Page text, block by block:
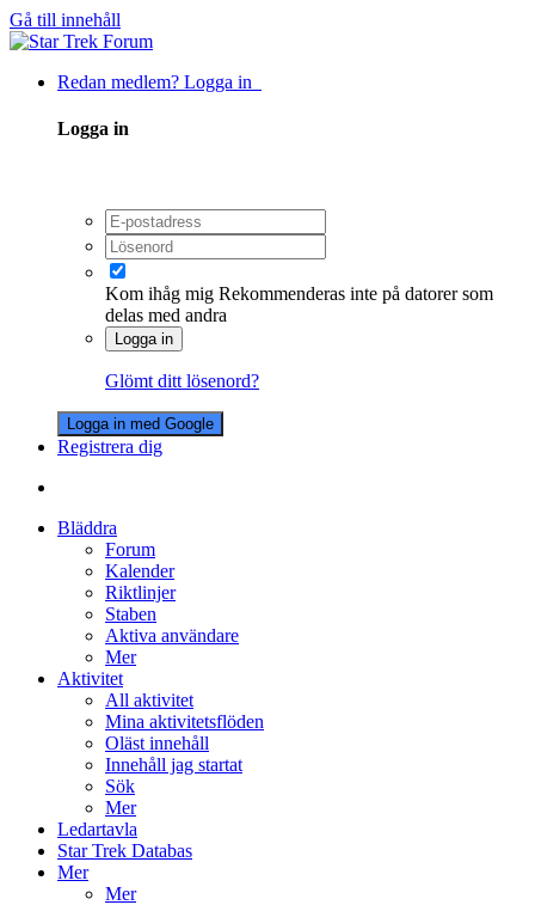
Gå till innehåll
Redan medlem? Logga in
Logga in
Kom ihåg mig Rekommenderas inte på datorer som
delas med andra
Logga in
Glömt ditt lösenord?
Logga in med Google
Registrera dig
Bläddra
Forum
Kalender
Riktlinjer
Staben
Aktiva användare
Mer
Aktivitet
All aktivitet
Mina aktivitetsflöden
Oläst innehåll
Innehåll jag startat
Sök
Mer
Ledartavla
Star Trek Databas
Mer
Mer